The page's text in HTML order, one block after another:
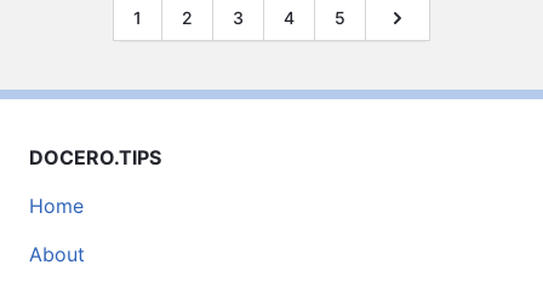
1 2 3 4 5
DOCERO.TIPS
Home
About